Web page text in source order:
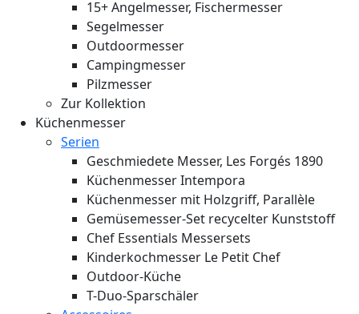
15+ Angelmesser, Fischermesser
Segelmesser
Outdoormesser
Campingmesser
Pilzmesser
Zur Kollektion
Küchenmesser
Serien
Geschmiedete Messer, Les Forgés 1890
Küchenmesser Intempora
Küchenmesser mit Holzgriff, Parallèle
Gemüsemesser-Set recycelter Kunststoff
Chef Essentials Messersets
Kinderkochmesser Le Petit Chef
Outdoor-Küche
T-Duo-Sparschäler